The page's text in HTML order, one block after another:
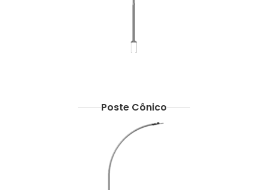
Poste Cônico